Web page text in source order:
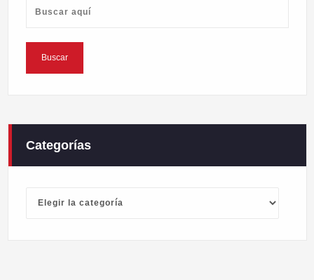
Categorías